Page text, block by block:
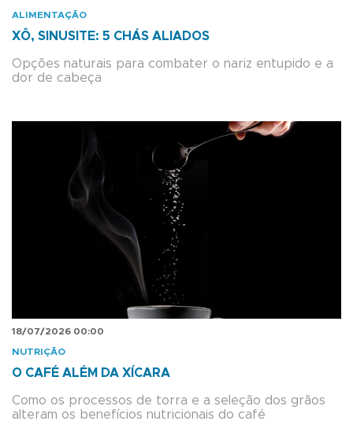
ALIMENTAÇÃO
XÔ, SINUSITE: 5 CHÁS ALIADOS
Opções naturais para combater o nariz entupido e a
dor de cabeça
18/07/2026 00:00
NUTRIÇÃO
O CAFÉ ALÉM DA XÍCARA
Como os processos de torra e a seleção dos grãos
alteram os benefícios nutricionais do café